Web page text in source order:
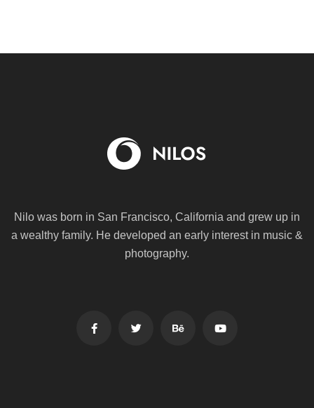
Nilo was born in San Francisco, California and grew up in
a wealthy family. He developed an early interest in music &
photography.